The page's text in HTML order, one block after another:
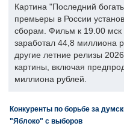
Картина "Последний
премьеры в России
сборам. Фильм к 19.00 мск
заработал 44,8 миллиона
другие летние релизы
картины, включая
миллиона рублей.
Конкуренты по борьбе за
"Яблоко" с выборов